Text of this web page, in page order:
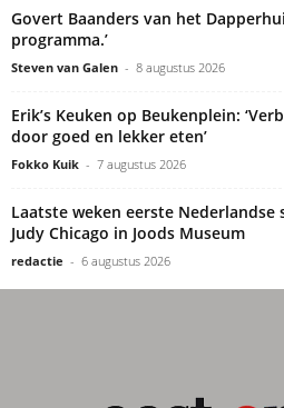
Govert Baanders van het
programma.’
Steven van Galen - 8 augustus 2026
Erik’s Keuken op Beukenplein:
door goed en lekker eten’
Fokko Kuik - 7 augustus 2026
Laatste weken eerste
Judy Chicago in Joods Museum
redactie - 6 augustus 2026